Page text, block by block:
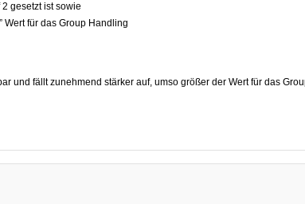
gesetzt ist sowie
Wert für das Group Handling
und fällt zunehmend stärker auf, umso größer der Wert für das